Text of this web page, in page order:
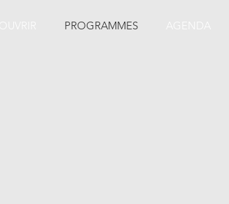
PROGRAMMES